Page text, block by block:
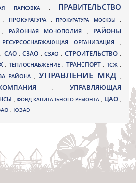
ПАРКОВКА , ПРАВИТЕЛЬСТВО
, ПРОКУРАТУРА , ПРОКУРАТУРА МОСКВЫ ,
, РАЙОННАЯ МОНОПОЛИЯ , РАЙОНЫ
РЕСУРСОСНАБЖАЮЩАЯ ОРГАНИЗАЦИЯ ,
, САО,СВАО ,СЗАО, СТРОИТЕЛЬСТВО,
, ТЕПЛОСНАБЖЕНИЕ , ТРАНСПОРТ , ТСЖ ,
РАЙОНА , УПРАВЛЕНИЕ МКД ,
,УПРАВЛЯЮЩАЯ
, ФОНД КАПИТАЛЬНОГО РЕМОНТА , ЦАО,
, ЮЗАО